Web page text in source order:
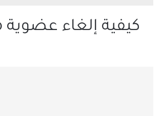
كيفية إلغاء عضوية Costco